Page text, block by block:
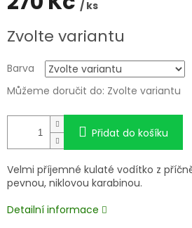
/ ks
cena:
Zvolte variantu
Barva
Můžeme doručit do: Zvolte variantu
Přidat do košíku
Velmi příjemné kulaté vodítko z
pevnou, niklovou karabinou.
Detailní informace